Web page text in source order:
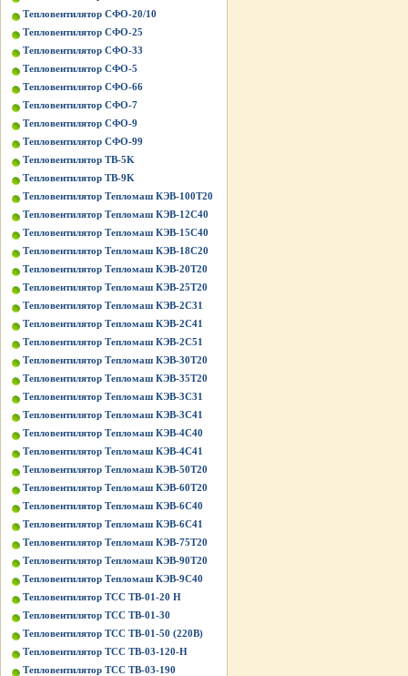
Тепловентилятор СФО-20/10
Тепловентилятор СФО-25
Тепловентилятор СФО-33
Тепловентилятор СФО-5
Тепловентилятор СФО-66
Тепловентилятор СФО-7
Тепловентилятор СФО-9
Тепловентилятор СФО-99
Тепловентилятор ТВ-5K
Тепловентилятор ТВ-9K
Тепловентилятор Тепломаш КЭВ-100Т20
Тепловентилятор Тепломаш КЭВ-12С40
Тепловентилятор Тепломаш КЭВ-15С40
Тепловентилятор Тепломаш КЭВ-18С20
Тепловентилятор Тепломаш КЭВ-20Т20
Тепловентилятор Тепломаш КЭВ-25Т20
Тепловентилятор Тепломаш КЭВ-2С31
Тепловентилятор Тепломаш КЭВ-2С41
Тепловентилятор Тепломаш КЭВ-2С51
Тепловентилятор Тепломаш КЭВ-30Т20
Тепловентилятор Тепломаш КЭВ-35Т20
Тепловентилятор Тепломаш КЭВ-3С31
Тепловентилятор Тепломаш КЭВ-3С41
Тепловентилятор Тепломаш КЭВ-4С40
Тепловентилятор Тепломаш КЭВ-4С41
Тепловентилятор Тепломаш КЭВ-50Т20
Тепловентилятор Тепломаш КЭВ-60Т20
Тепловентилятор Тепломаш КЭВ-6С40
Тепловентилятор Тепломаш КЭВ-6С41
Тепловентилятор Тепломаш КЭВ-75Т20
Тепловентилятор Тепломаш КЭВ-90Т20
Тепловентилятор Тепломаш КЭВ-9С40
Тепловентилятор ТСС ТВ-01-20 Н
Тепловентилятор ТСС ТВ-01-30
Тепловентилятор ТСС ТВ-01-50 (220В)
Тепловентилятор ТСС ТВ-03-120-Н
Тепловентилятор ТСС ТВ-03-190